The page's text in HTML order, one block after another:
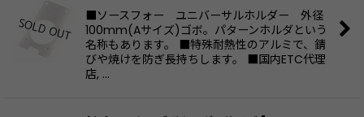
■ソースフォー ユニバーサルホルダー 外径
100mm(Aサイズ)ゴボ。パターンホルダという
名称もあります。 ■特殊耐熱性のアルミで、錆
びや焼けを防ぎ長持ちします。 ■国内ETC代理
店, …